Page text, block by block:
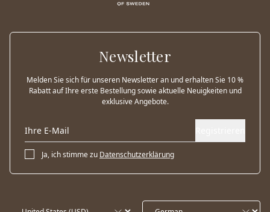
Newsletter
Melden Sie sich für unseren Newsletter an und erhalten Sie 10 %
Rabatt auf Ihre erste Bestellung sowie aktuelle Neuigkeiten und
exklusive Angebote.
Ja, ich stimme zu Datenschutzerklärung